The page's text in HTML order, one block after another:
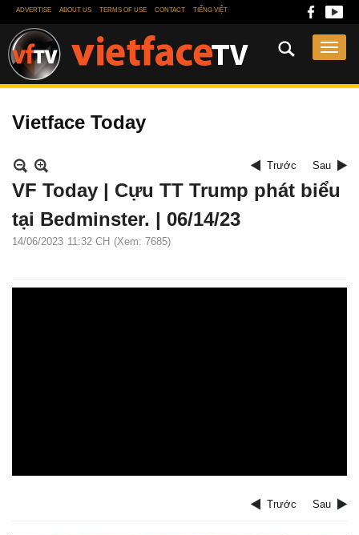
ADVERTISE ABOUT US TERMS OF USE CONTACT TIẾNG VIỆT
Vietface Today
Trước Sau
VF Today | Cựu TT Trump phát biểu
tại Bedminster. | 06/14/23
14/06/2023 11:32 CH (Xem: 7685)
Trước Sau